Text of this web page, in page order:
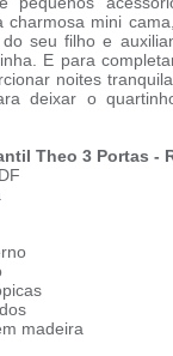
charmosa mini
seu filho e
E para
noites
deixar o
Theo 3 Portas -
madeira